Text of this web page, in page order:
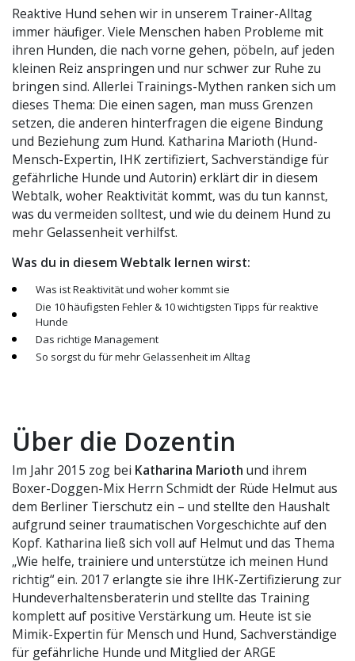
Reaktive Hund sehen wir in unserem Trainer-Alltag
immer häufiger. Viele Menschen haben Probleme mit
ihren Hunden, die nach vorne gehen, pöbeln, auf jeden
kleinen Reiz anspringen und nur schwer zur Ruhe zu
bringen sind. Allerlei Trainings-Mythen ranken sich um
dieses Thema: Die einen sagen, man muss Grenzen
setzen, die anderen hinterfragen die eigene Bindung
und Beziehung zum Hund. Katharina Marioth (Hund-
Mensch-Expertin, IHK zertifiziert, Sachverständige für
gefährliche Hunde und Autorin) erklärt dir in diesem
Webtalk, woher Reaktivität kommt, was du tun kannst,
was du vermeiden solltest, und wie du deinem Hund zu
mehr Gelassenheit verhilfst.
Was du in diesem Webtalk lernen wirst:
Was ist Reaktivität und woher kommt sie
Die 10 häufigsten Fehler & 10 wichtigsten Tipps für reaktive
Hunde
Das richtige Management
So sorgst du für mehr Gelassenheit im Alltag
Über die Dozentin
Im Jahr 2015 zog bei Katharina Marioth und ihrem
Boxer-Doggen-Mix Herrn Schmidt der Rüde Helmut aus
dem Berliner Tierschutz ein – und stellte den Haushalt
aufgrund seiner traumatischen Vorgeschichte auf den
Kopf. Katharina ließ sich voll auf Helmut und das Thema
„Wie helfe, trainiere und unterstütze ich meinen Hund
richtig“ ein. 2017 erlangte sie ihre IHK-Zertifizierung zur
Hundeverhaltensberaterin und stellte das Training
komplett auf positive Verstärkung um. Heute ist sie
Mimik-Expertin für Mensch und Hund, Sachverständige
für gefährliche Hunde und Mitglied der ARGE